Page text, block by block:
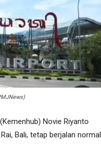
Novie Riyanto
Bali, tetap berjalan normal